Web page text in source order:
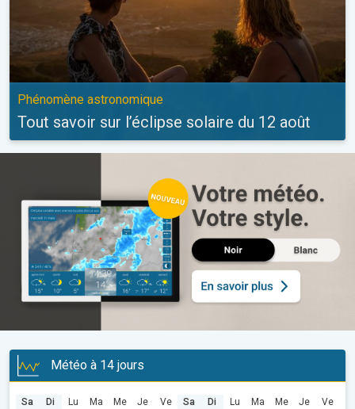
Phénomène astronomique
Tout savoir sur l’éclipse solaire du 12 août
Météo à 14 jours
Sa Di Lu Ma Me Je Ve Sa Di Lu Ma Me Je Ve